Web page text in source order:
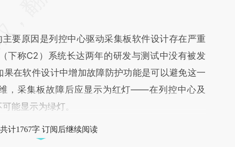
要原因是列控中心驱动采集板软件设计存在严重
下称C2）系统长达两年的研发与测试中没有被发
在软件设计中增加故障防护功能是可以避免这一
，采集板故障后应显示为红灯——在列控中心及
能显示为绿灯。
计1767字 订阅后继续阅读